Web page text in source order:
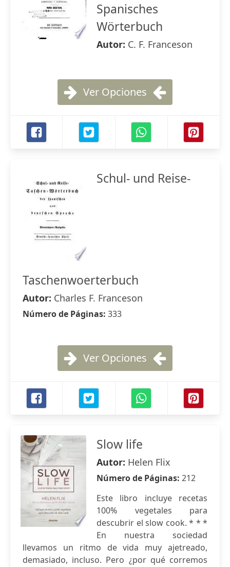
Spanisches
Wörterbuch
Autor: C. F. Franceson
Ver Opciones
Schul- und Reise-
Taschenwoerterbuch
Autor: Charles F. Franceson
Número de Páginas: 333
Ver Opciones
Slow life
Autor: Helen Flix
Número de Páginas: 212
Este libro incluye recetas
100% vegetales para
descubrir el slow cook. * * *
En nuestra sociedad
llevamos un ritmo de vida muy ajetreado,
demasiado, incluso. Pero ¿por qué corremos